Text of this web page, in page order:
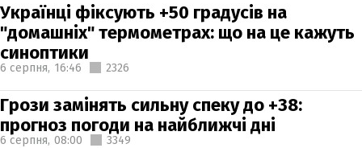
Українці фіксують +50 градусів на
"домашніх" термометрах: що на це кажуть
синоптики
6 серпня, 16:46 2326
Грози замінять сильну спеку до +38:
прогноз погоди на найближчі дні
6 серпня, 08:00 3349